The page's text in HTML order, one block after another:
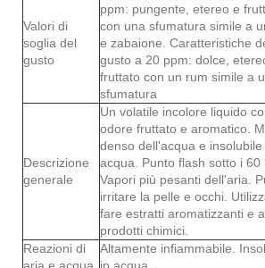
Valori di
soglia del
gusto
ppm: pungente, etereo e
con una sfumatura simile a
e zabaione. Caratteristiche
gusto a 20 ppm: dolce,
fruttato con un rum simile a
sfumatura
Descrizione
generale
Un volatile incolore liquido
odore fruttato e aromatico.
denso dell'acqua e insolubile
acqua. Punto flash sotto i 60
Vapori più pesanti dell'aria.
irritare la pelle e occhi.
fare estratti aromatizzanti e
prodotti chimici.
Reazioni di
aria e acqua
Altamente infiammabile.
in acqua.